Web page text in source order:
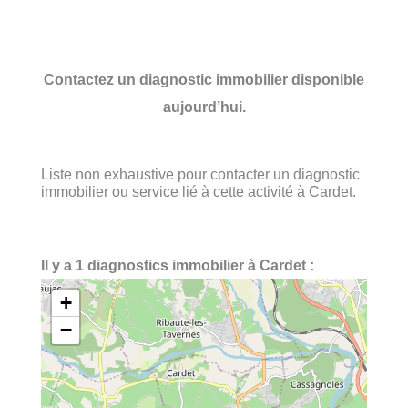
Contactez un diagnostic immobilier disponible
aujourd’hui.
Liste non exhaustive pour contacter un diagnostic
immobilier ou service lié à cette activité à Cardet.
Il y a 1 diagnostics immobilier à Cardet :
+
−